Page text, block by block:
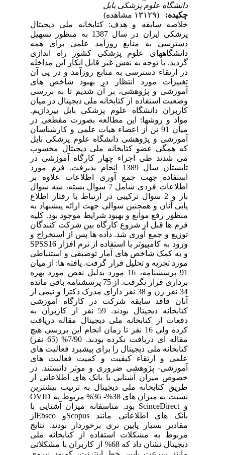
دانشگاه علوم پزشکی بابل
چکیده:
خلاصه سابقه و هدف: کتابخانه ملی دیجیتال
پزشکی ایران در سال 1387 به منظور تسهیل
دسترسی به منابع روزآمد علمی برای همه
دانشگاههای علوم پزشکی کشور راه اندازی
گردید. با توجه به نقش غیر قابل انکار این مداخله
در ارتقاء دسترسی به منابع روزآمد و در پی آن
تغییرات مورد انتظار در بهبود شاخص های
آموزشی و پژوهشی، بر آن شدیم تا به بررسی
وضعیت استفاده از کتابخانه ملی دیجیتال در میان
کاربران دانشگاه علوم پزشکی بابل بپردازیم.
مواد و روشها: این مطالعه بصورت مقطعی در
میان 91 تن از اعضاء هیات علمی و کارشناسان
آموزشی و پژوهشی دانشگاه علوم پزشکی بابل
که همگی عضو کتابخانه ملی دیجیتال محسوب
می شدند طی اجراء چهار کارگاه آموزشی در
تابستان سال 1389 انجام پذیرفت. فرم مورد
استفاده جهت جمع آوری اطلاعات علاوه بر
اطلاعات فردی شامل 7 سوال بسته، سه سوال
باز و 2 سوال ترکیبی در ارتباط با رفتار اطلاع
یابی آنان و همچنین سوالی جهت ارائه پیشنهاد به
منظور رفع موانع و بهبود شرایط موجود بود. کلیه
فرم ها قبل از شروع کارگاه بین شرکت کنندگان
توزیع و جمع آوری شد. داده ها پس از استخراج و
ورود به کامپیوتر با استفاده از نرم افزار SPSS16
و به کمک شاخص های آمار توصیفی و استنباطی
مورد تجزیه و تحلیل قرار گرفت. یافته ها: از میان
91 پرسشنامه، 16 مورد بدلیل نقص مورد بهره
برداری قرار نگرفت. از 75 پرسشنامه باقی مانده
34 نفر زن و 38 نفر دارای مدرک دکترا و نیمی از
آنان فاقد سابقه شرکت در کارگاه آموزشی
کتابخانه دیجیتال بودند. 59 نفر از کاربران به
دفعات از کتابخانه ملی دیجیتال مقاله دریافت
کرده ولی 16 نفر تا زمان انجام این بررسی هیچ
مقاله ای دریافت نکرده بودند. 7/90% (65 نفر)
کتابخانه ملی دیجیتال را برای پیشبرد فعالیت های
علمی و ارتقاء کیفیت و کمیت فعالیت های
آموزشی- پژوهشی ضروری و موثر دانستند. در
خصوص میزان آشنایی با بانک های اطلاعاتی از
طریق کتابخانه ملی دیجیتال به ترتیب بیشترین
نسبت به میزان های 38%- 36% مربوط به OVID
و ScinceDirect بود. متاسفانه میزان آشنایی با
بانک های اطلاعاتی مانند Scopusو Ebscoاز
مقادیر بسیار پایین تری برخوردار بودند. نتایج
مربوط به مشکلات استفاده از کتابخانه ملی
دیجیتال نشان داد که 68% از کاربران با مشکلاتی